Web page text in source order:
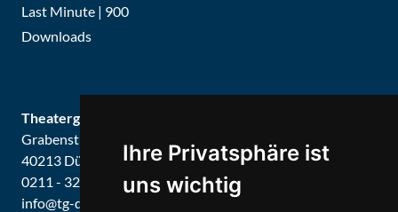
Ihre Privatsphäre ist
uns wichtig
Last Minute | 900
Downloads
Theatergemeinde Düsseldorf
Grabenstraße 8
40213 Düsseldorf
0211 - 326679 / 326887
info@tg-d.de